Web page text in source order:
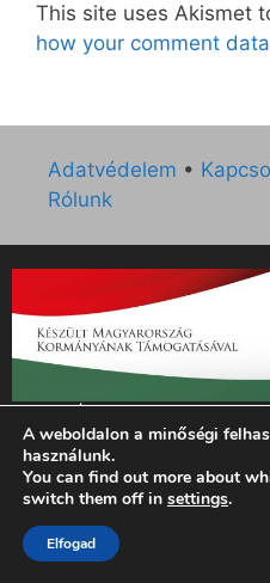
This site uses Akismet
how your comment
Adatvédelem •
Rólunk
„Az Új Ember katolikus
támogatását az EGYH-
szerződés keretében 3 000
Emberi
© 2026 Magyar Kurír - Új
A weboldalon a minőségi
használunk.
You can find out more about
switch them off in settings.
Elfogad